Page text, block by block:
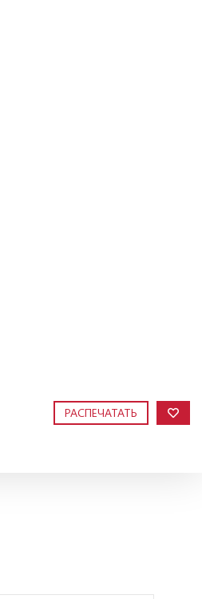
РАСПЕЧАТАТЬ